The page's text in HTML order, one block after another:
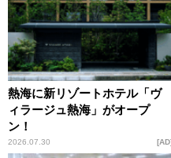
熱海に新リゾートホテル「ヴ
ィラージュ熱海」がオープ
ン！
2026.07.30 AD